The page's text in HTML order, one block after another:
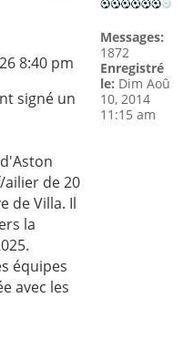
8:40 pm
signé un
de 20
de Villa. Il
la
équipes
avec les
Messages:
1872
Enregistré
le: Dim Aoû
10, 2014
11:15 am